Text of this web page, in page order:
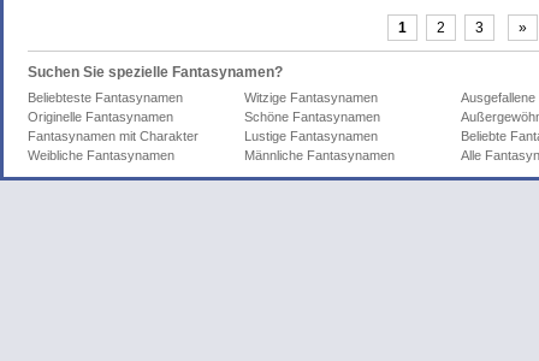
1 2 3 »
Suchen Sie spezielle Fantasynamen?
Beliebteste Fantasynamen Witzige Fantasynamen
Originelle Fantasynamen
Schöne Fantasynamen
Fantasynamen mit Charakter
Lustige Fantasynamen
Beliebte
Weibliche Fantasynamen
Männliche Fantasynamen Alle